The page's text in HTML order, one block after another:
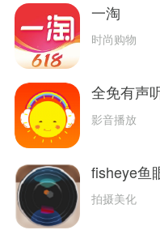
一淘
时尚购物
全免有声
影音播放
fisheye鱼
拍摄美化